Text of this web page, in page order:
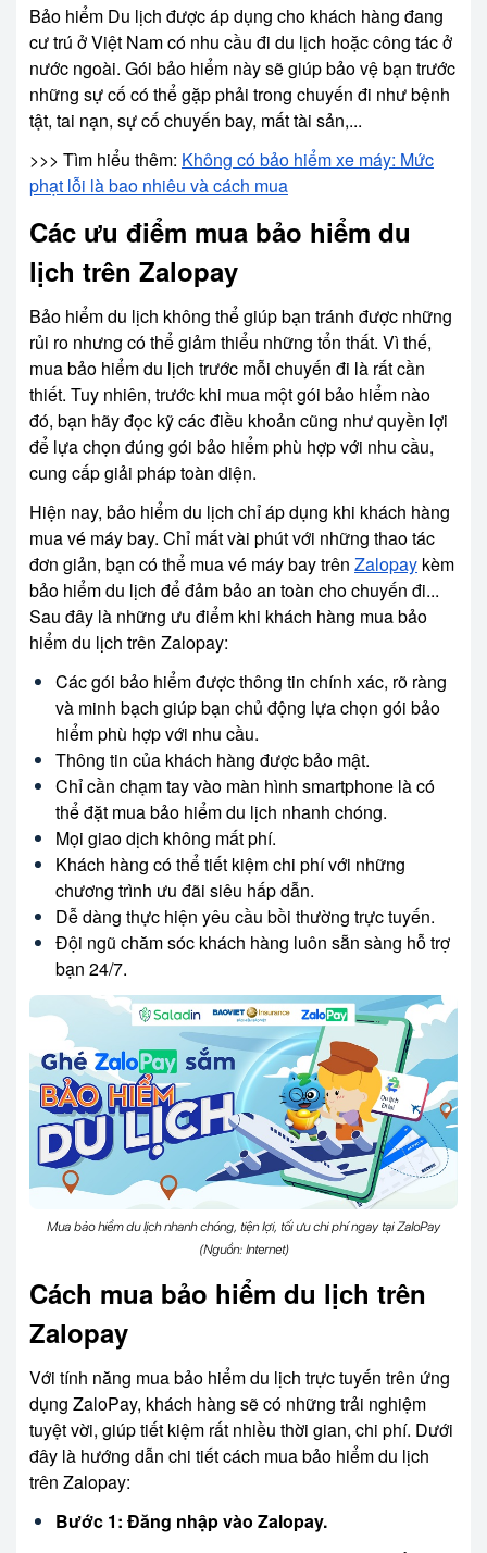
Bảo hiểm Du lịch được áp dụng cho khách hàng đang
cư trú ở Việt Nam có nhu cầu đi du lịch hoặc công tác ở
nước ngoài. Gói bảo hiểm này sẽ giúp bảo vệ bạn trước
những sự cố có thể gặp phải trong chuyến đi như bệnh
tật, tai nạn, sự cố chuyến bay, mất tài sản,...
>>> Tìm hiểu thêm: Không có bảo hiểm xe máy: Mức
phạt lỗi là bao nhiêu và cách mua
Các ưu điểm mua bảo hiểm du
lịch trên Zalopay
Bảo hiểm du lịch không thể giúp bạn tránh được những
rủi ro nhưng có thể giảm thiểu những tổn thất. Vì thế,
mua bảo hiểm du lịch trước mỗi chuyến đi là rất cần
thiết. Tuy nhiên, trước khi mua một gói bảo hiểm nào
đó, bạn hãy đọc kỹ các điều khoản cũng như quyền lợi
để lựa chọn đúng gói bảo hiểm phù hợp với nhu cầu,
cung cấp giải pháp toàn diện.
Hiện nay, bảo hiểm du lịch chỉ áp dụng khi khách hàng
mua vé máy bay. Chỉ mất vài phút với những thao tác
đơn giản, bạn có thể mua vé máy bay trên Zalopay kèm
bảo hiểm du lịch để đảm bảo an toàn cho chuyến đi...
Sau đây là những ưu điểm khi khách hàng mua bảo
hiểm du lịch trên Zalopay:
Các gói bảo hiểm được thông tin chính xác, rõ ràng
và minh bạch giúp bạn chủ động lựa chọn gói bảo
hiểm phù hợp với nhu cầu.
Thông tin của khách hàng được bảo mật.
Chỉ cần chạm tay vào màn hình smartphone là có
thể đặt mua bảo hiểm du lịch nhanh chóng.
Mọi giao dịch không mất phí.
Khách hàng có thể tiết kiệm chi phí với những
chương trình ưu đãi siêu hấp dẫn.
Dễ dàng thực hiện yêu cầu bồi thường trực tuyến.
Đội ngũ chăm sóc khách hàng luôn sẵn sàng hỗ trợ
bạn 24/7.
Mua bảo hiểm du lịch nhanh chóng, tiện lợi, tối ưu chi phí ngay tại ZaloPay
(Nguồn: Internet)
Cách mua bảo hiểm du lịch trên
Zalopay
Với tính năng mua bảo hiểm du lịch trực tuyến trên ứng
dụng ZaloPay, khách hàng sẽ có những trải nghiệm
tuyệt vời, giúp tiết kiệm rất nhiều thời gian, chi phí. Dưới
đây là hướng dẫn chi tiết cách mua bảo hiểm du lịch
trên Zalopay:
Bước 1: Đăng nhập vào Zalopay.